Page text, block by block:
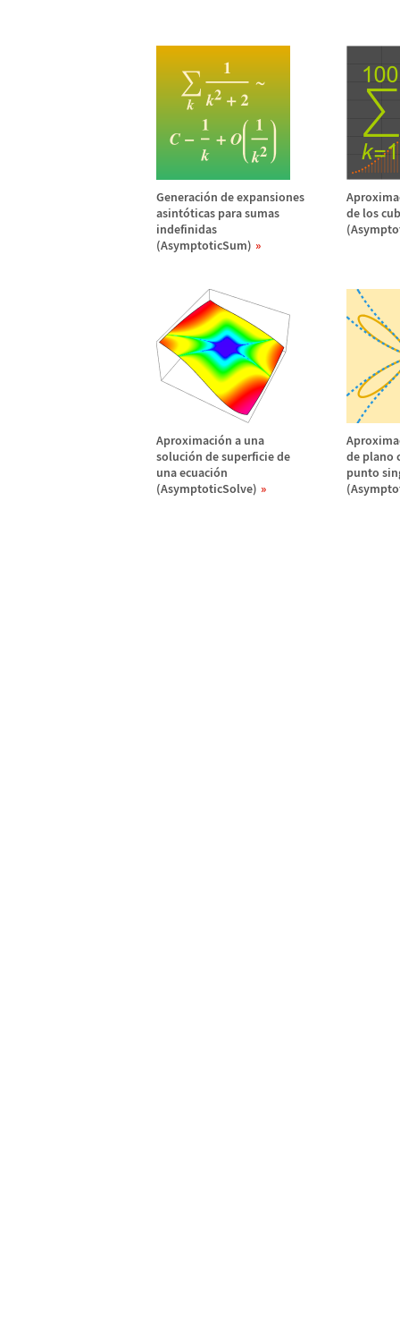
Generación de expansiones
asintóticas para sumas
indefinidas
(AsymptoticSum)
de los
Aproximación a una
solución de superficie de
una ecuación
(AsymptoticSolve)
de plano
punto